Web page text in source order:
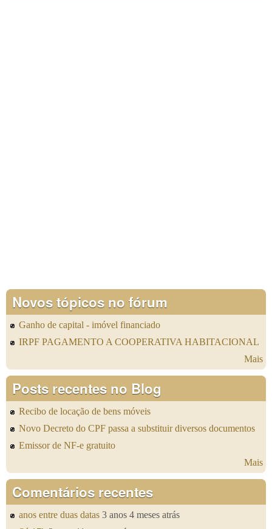
Novos tópicos no fórum
Ganho de capital - imóvel financiado
IRPF PAGAMENTO A COOPERATIVA HABITACIONAL
Mais
Posts recentes no Blog
Recibo de locação de bens móveis
Novo Decreto do CPF passa a substituir diversos documentos
Emissor de NF-e gratuito
Mais
Comentários recentes
anos entre duas datas 3 anos 4 meses atrás